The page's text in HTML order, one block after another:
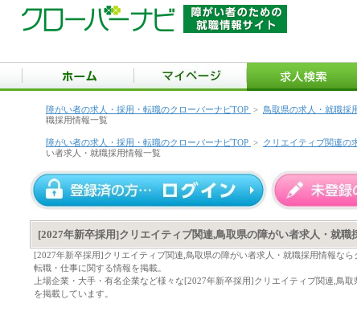
障がい者の求人・採用・転職のクローバーナビTOP > 鳥取県の求人・就職採
職採用情報一覧
障がい者の求人・採用・転職のクローバーナビTOP > クリエイティブ関連の
い者求人・就職採用情報一覧
[2027年新卒採用]クリエイティブ関連,鳥取県の障がい者求人・就職
[2027年新卒採用]クリエイティブ関連,鳥取県の障がい者求人・就職採用情報なら
転職・仕事に関する情報を掲載。
上場企業・大手・有名企業など様々な[2027年新卒採用]クリエイティブ関連,鳥
を掲載しています。